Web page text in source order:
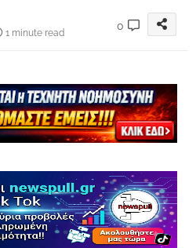
1 minute read
0